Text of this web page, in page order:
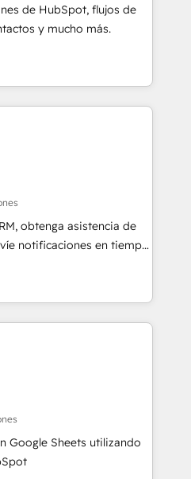
de HubSpot, flujos de
y mucho más.
obtenga asistencia de
notificaciones en tiempo
Google Sheets utilizando